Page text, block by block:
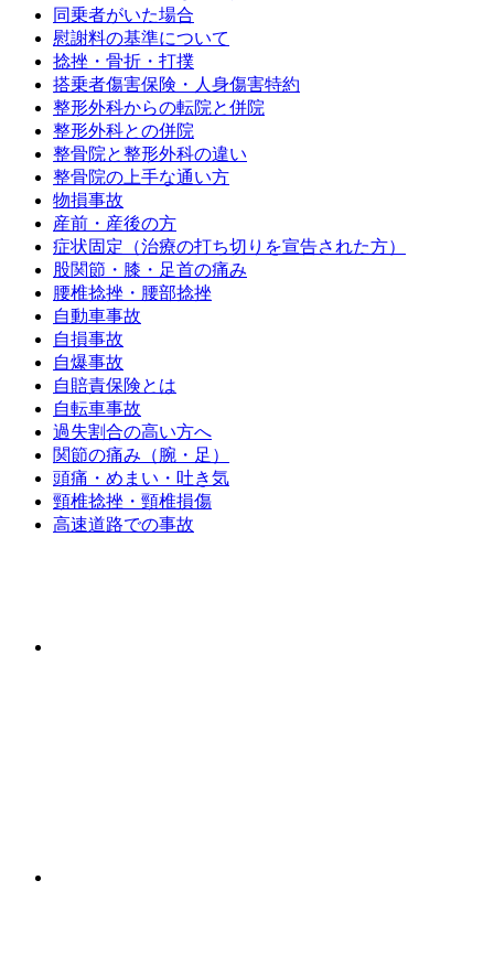
同乗者がいた場合
慰謝料の基準について
捻挫・骨折・打撲
搭乗者傷害保険・人身傷害特約
整形外科からの転院と併院
整形外科との併院
整骨院と整形外科の違い
整骨院の上手な通い方
物損事故
産前・産後の方
症状固定（治療の打ち切りを宣告された方）
股関節・膝・足首の痛み
腰椎捻挫・腰部捻挫
自動車事故
自損事故
自爆事故
自賠責保険とは
自転車事故
過失割合の高い方へ
関節の痛み（腕・足）
頭痛・めまい・吐き気
頸椎捻挫・頸椎損傷
高速道路での事故